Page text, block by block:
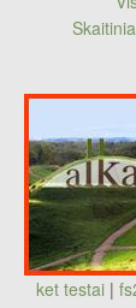
ket testai |